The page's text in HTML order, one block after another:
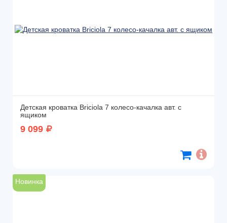
Детская кроватка Briciola 7 колесо-качалка авт. с
ящиком
9 099
Новинка